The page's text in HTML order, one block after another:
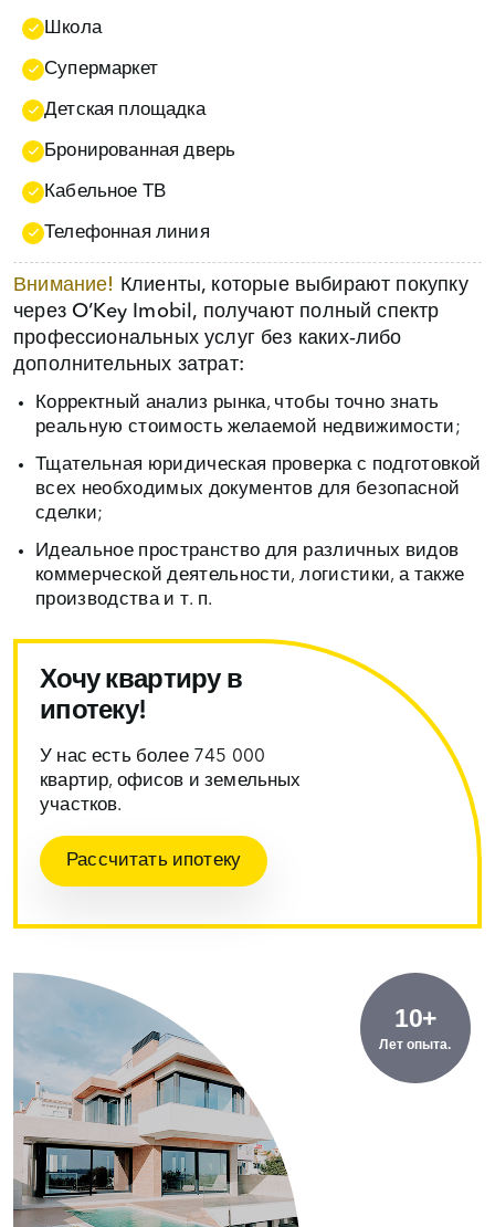
Школа
Супермаркет
Детская площадка
Бронированная дверь
Кабельное ТВ
Телефонная линия
Внимание!
Клиенты, которые выбирают покупку
через O’Key Imobil, получают полный спектр
профессиональных услуг без каких‑либо
дополнительных затрат:
Корректный анализ рынка, чтобы точно знать
реальную стоимость желаемой недвижимости;
Тщательная юридическая проверка с подготовкой
всех необходимых документов для безопасной
сделки;
Идеальное пространство для различных видов
коммерческой деятельности, логистики, а также
производства и т. п.
Хочу квартиру в
ипотеку!
У нас есть более 745 000
квартир, офисов и земельных
участков.
Рассчитать ипотеку
10+
Лет опыта.